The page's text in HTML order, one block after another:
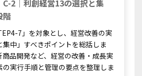
2｜利創経営13の選択と集
階
7」を対象とし、経営改善の実
中」すべきポイントを総括しま
品開発など、経営の改善・成長実
の実行手順と管理の要点を整理しま